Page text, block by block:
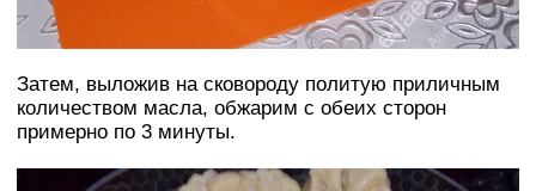
Затем, выложив на сковороду политую приличным
количеством масла, обжарим с обеих сторон
примерно по 3 минуты.